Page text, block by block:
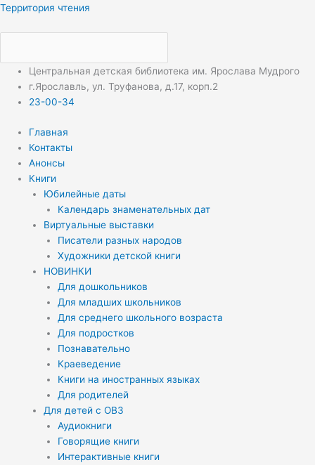
Перейти
Территория чтения
Центральная детская библиотека им. Ярослава Мудрого
г.Ярославль, ул. Труфанова, д.17, корп.2
23-00-34
Меню
Главная
Контакты
Анонсы
Книги
Юбилейные даты
Календарь знаменательных дат
Виртуальные выставки
Писатели разных народов
Художники детской книги
НОВИНКИ
Для дошкольников
Для младших школьников
Для среднего школьного возраста
Для подростков
Познавательно
Краеведение
Книги на иностранных языках
Для родителей
Для детей с ОВЗ
Аудиокниги
Говорящие книги
Интерактивные книги
Меню